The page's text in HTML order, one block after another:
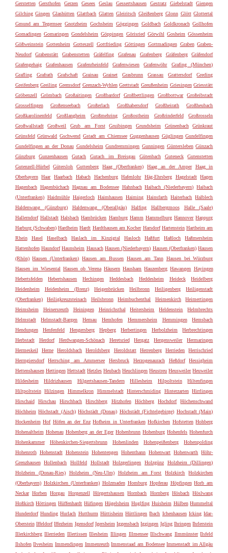
Gerstetten
Gersthofen Gerzen Gesees Geslau Gessertshausen Gestratz Giebelstadt
Giengen
Gilching Gingen Glashütten Glattbach Glatten Gleiritsch Gleißenberg Glonn Glött Glottertal
Gmund am Tegernsee Gnotzheim Gochsheim Göggingen Goldbach Goldkronach Gollhofen
Gomadingen Gomaringen Gondelsheim Göppingen Görisried Görwihl Gosheim Gössenheim
Gößweinstein Gottenheim Gotteszell Gottfrieding Göttingen Gottmadingen Graben Graben-
Neudorf
Grabenstätt Grabenstetten Gräfelfing Grafenau Grafenberg Gräfenberg
Gräfendorf
Grafengehaig
Grafenhausen Grafenrheinfeld Grafenwiesen Grafenwöhr
Grafing (München)
Grafling
Grafrath Grafschaft Grainau Grainet Grasbrunn Grassau Grattersdorf
Greding
Greifenberg Greiling Gremsdorf Grenzach-Wyhlen Grettstadt Greußenheim Griesingen Griesstätt
Gröbenzell
Grömbach Großaitingen Großbardorf Großbettlingen Großbottwar
Großeibstadt
Grosselfingen
Großenseebach Großerlach Großhabersdorf Großheirath
Großheubach
Großkarolinenfeld
Großlangheim Großmehring Großostheim Großrinderfeld
Großrosseln
Großwallstadt
Großweil Grub am Forst Gruibingen Grundsheim Grünenbach
Grünkraut
Grünsfeld Grünwald Gschwend Gstadt am Chiemsee Guggenhausen Güglingen Gundelfingen
Gundelfingen an der Donau Gundelsheim Gundremmingen Gunningen Güntersleben Günzach
Günzburg
Gunzenhausen Gutach Gutach im Breisgau Gütenbach Guteneck
Gutenstetten
Gutenzell-Hürbel
Gütersloh Guttenberg Haag (Oberfranken) Haag an der Amper
Haag in
Oberbayern
Haar Haarbach Habach Hachenburg Hafenlohr Häg-Ehrsberg Hagelstadt
Hagen
Hagenbach Hagenbüchach Hagnau am Bodensee Hahnbach Haibach (Niederbayern) Haibach
(Unterfranken) Haidmühle Haigerloch Haimhausen Haiming Hainsfarth Haiterbach Halblech
Haldenwang (Günzburg)
Haldenwang (Oberallgäu) Halfing Hallbergmoos
Halle (Saale)
Hallerndorf Hallstadt Halsbach Hambrücken Hamburg Hamm Hammelburg Hannover Happurg
Harburg (Schwaben) Hardheim Hardt Hardthausen am Kocher Harsdorf Hartenstein Hartheim am
Rhein
Hasel Haselbach Haslach im Kinzigtal Hasloch Haßfurt Haßloch
Haßmersheim
Hattenhofen Haundorf Haunsheim Hausach Hausen (Niederbayern) Hausen (Oberfranken) Hausen
(Rhön) Hausen (Unterfranken) Hausen am Bussen Hausen am Tann Hausen bei Würzburg
Hausen im Wiesental Hausen ob Verena Häusern Hausham Hauzenberg Hawangen Hayingen
Hebertsfelden
Hebertshausen Hechingen Heddesbach Heddesheim Heideck
Heidelberg
Heidenheim
Heidenheim (Brenz) Heigenbrücken Heilbronn Heiligenberg
Heiligenstadt
(Oberfranken)
Heiligkreuzsteinach Heilsbronn Heimbuchenthal Heimenkirch
Heimertingen
Heimsheim
Heinersreuth Heiningen Heinrichsthal Heitersheim Heldenstein
Helmbrechts
Helmstadt
Helmstadt-Bargen Hemau Hemhofen Hemmersheim Hemmingen
Hemsbach
Hendungen
Henfenfeld Hengersberg Hepberg Herbertingen Herbolzheim
Herbrechtingen
Herbstadt
Herdorf Herdwangen-Schönach Heretsried Hergatz Hergensweiler
Hermaringen
Hermeskeil
Herne Heroldsbach Heroldsberg Heroldstatt Herrenberg Herrieden
Herrischried
Herrngiersdorf
Herrsching am Ammersee Hersbruck Herzogenaurach Heßdorf
Hessigheim
Hettenshausen Hettingen Hettstadt Hetzles Heubach Heuchlingen Heustreu Heusweiler Heuweiler
Hildesheim
Hildrizhausen Hilgertshausen-Tandern Hillesheim Hilpoltstein
Hiltenfingen
Hiltpoltstein
Hilzingen Himmelkron Himmelstadt Hinterschmiding Hinterzarten
Hirrlingen
Hirschaid
Hirschau Hirschbach Hirschberg Hitzhofen Höchberg Hochdorf
Höchenschwand
Höchheim Höchstadt (Aisch) Höchstädt (Donau) Höchstädt (Fichtelgebirge) Hochstadt (Main)
Hockenheim Hof Höfen an der Enz Hofheim in Unterfranken Hofkirchen Hofstetten Hohberg
Hohenaltheim Hohenau Hohenberg an der Eger Hohenbrunn Hohenburg Hohenfels Hohenfurch
Hohenkammer
Höhenkirchen-Siegertsbrunn Hohenlinden Hohenpeißenberg
Hohenpolding
Hohenroth Hohenstadt Hohenstein Hohentengen Hohenthann Hohenwart Hohenwarth Höhr-
Grenzhausen
Hollenbach Hollfeld Hollstadt Holzgerlingen Holzgünz
Holzheim (Dillingen)
Holzheim (Donau-Ries)
Holzheim (Neu-Ulm) Holzheim am Forst Holzkirch
Holzkirchen
(Oberbayern) Holzkirchen (Unterfranken) Holzmaden Homburg Hopferau Höpfingen Horb am
Neckar Horben Horgau Horgenzell Hörgertshausen Hornbach Hornberg Hösbach Höslwang
Hoßkirch Höttingen Hüffenhardt Hüfingen Hügelsheim Huglfing Huisheim Hülben Hummeltal
Hunderdorf Hunding Hurlach Hutthurm Hüttisheim Hüttlingen Ibach Ichenhausen Icking Idar-
Oberstein Iffeldorf Iffezheim Igensdorf Igersheim Iggensbach Iggingen Igling Ihringen Ihrlerstein
Illerkirchberg Illerrieden Illertissen Illesheim Illingen Illmensee Illschwang Ilmmünster Ilsfeld
Ilshofen Ilvesheim Immendingen Immenreuth Immenstaad am Bodensee Immenstadt im Allgäu